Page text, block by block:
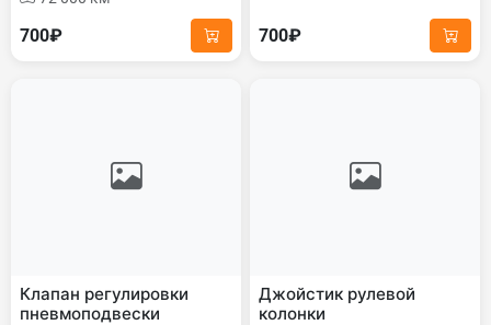
700₽ 700₽
Клапан регулировки
пневмоподвески
Джойстик рулевой
колонки